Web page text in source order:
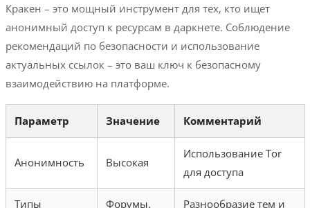
Кракен – это мощный инструмент для тех, кто ищет
анонимный доступ к ресурсам в даркнете. Соблюдение
рекомендаций по безопасности и использование
актуальных ссылок – это ваш ключ к безопасному
взаимодействию на платформе.
Параметр Значение Комментарий
Анонимность Высокая
Использование Tor
для доступа
Типы
Форумы,
Разнообразие тем и